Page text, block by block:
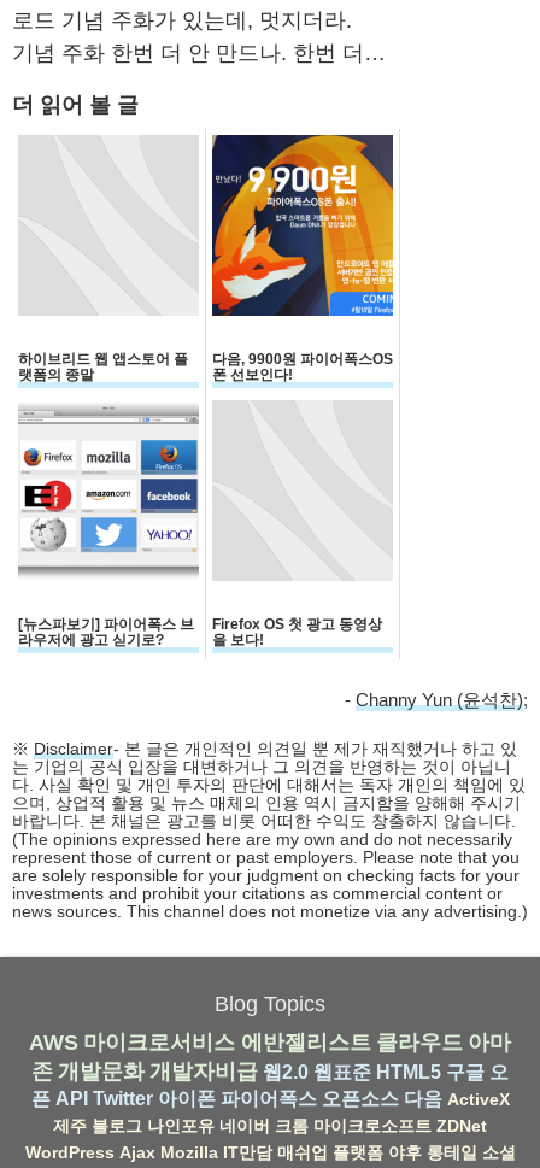
로드 기념 주화가 있는데, 멋지더라.
기념 주화 한번 더 안 만드나. 한번 더…
더 읽어 볼 글
하이브리드 웹 앱스토어 플
랫폼의 종말
다음, 9900원 파이어폭스OS
폰 선보인다!
[뉴스파보기] 파이어폭스 브
라우저에 광고 싣기로?
Firefox OS 첫 광고 동영상
을 보다!
- Channy Yun (윤석찬);
※ Disclaimer- 본 글은 개인적인 의견일 뿐 제가 재직했거나 하고 있
는 기업의 공식 입장을 대변하거나 그 의견을 반영하는 것이 아닙니
다. 사실 확인 및 개인 투자의 판단에 대해서는 독자 개인의 책임에 있
으며, 상업적 활용 및 뉴스 매체의 인용 역시 금지함을 양해해 주시기
바랍니다. 본 채널은 광고를 비롯 어떠한 수익도 창출하지 않습니다.
(The opinions expressed here are my own and do not necessarily
represent those of current or past employers. Please note that you
are solely responsible for your judgment on checking facts for your
investments and prohibit your citations as commercial content or
news sources. This channel does not monetize via any advertising.)
Blog Topics
AWS 마이크로서비스 에반젤리스트 클라우드 아마
존 개발문화 개발자비급 웹2.0 웹표준 HTML5 구글 오
픈 API Twitter 아이폰 파이어폭스 오픈소스 다음 ActiveX
제주 블로그 나인포유 네이버 크롬 마이크로소프트 ZDNet
WordPress Ajax Mozilla IT만담 매쉬업 플랫폼 야후 롱테일 소셜